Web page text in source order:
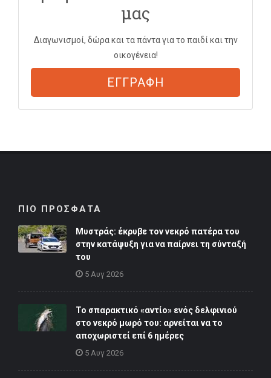
μας
Διαγωνισμοί, δώρα και τα πάντα για το παιδί και την
οικογένεια!
ΕΓΓΡΑΦΗ
ΠΙΟ ΠΡΟΣΦΑΤΑ
Μυστράς: έκρυβε τον νεκρό πατέρα του
στην κατάψυξη για να παίρνει τη σύνταξή
του
5 Αυγ 2026
Το σπαρακτικό «αντίο» ενός δελφινιού
στο νεκρό μωρό του: αρνείται να το
αποχωριστεί επί 6 ημέρες
5 Αυγ 2026